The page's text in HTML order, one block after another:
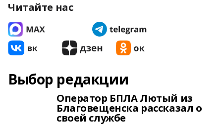
Читайте нас
Выбор редакции
Оператор БПЛА Лютый из
Благовещенска рассказал о
своей службе